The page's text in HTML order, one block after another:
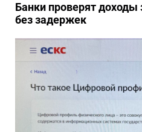
Банки проверят
без задержек